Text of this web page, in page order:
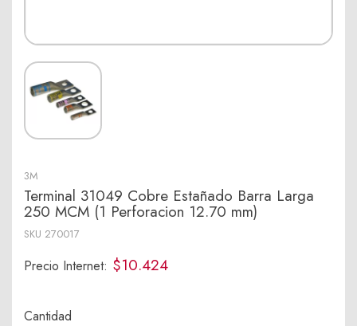
3M
Terminal 31049 Cobre Estañado Barra Larga
250 MCM (1 Perforacion 12.70 mm)
SKU 270017
Precio Internet: $10.424
Cantidad